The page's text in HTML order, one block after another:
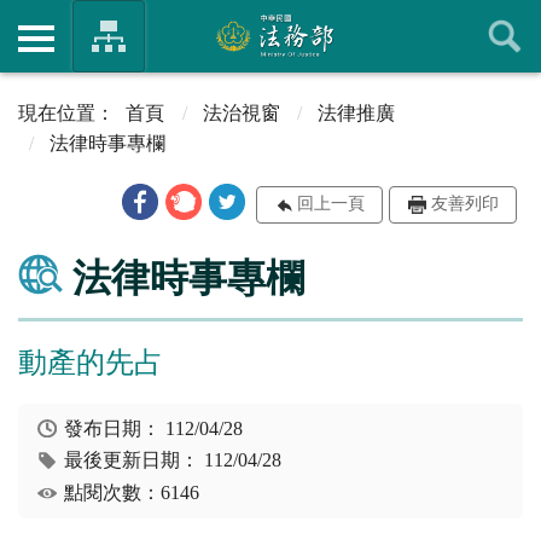
首頁 法治視窗
法律推廣
法律時事專欄
回上一頁 友善列印
法律時事專欄
動產的先占
發布日期： 112/04/28
最後更新日期： 112/04/28
點閱次數：6146